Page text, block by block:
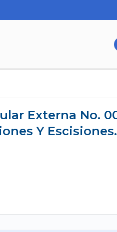
Y Escisiones.